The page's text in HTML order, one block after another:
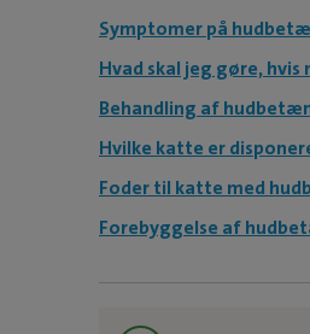
Symptomer på
Hvad skal jeg gøre,
Behandling af
Hvilke katte er
Foder til katte med
Forebyggelse af